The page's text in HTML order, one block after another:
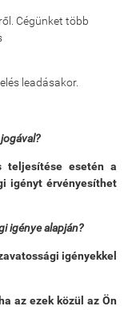
Cégünket több
leadásakor.
teljesítése esetén a
igényt érvényesíthet
igénye alapján?
igényekkel
az ezek közül az Ön